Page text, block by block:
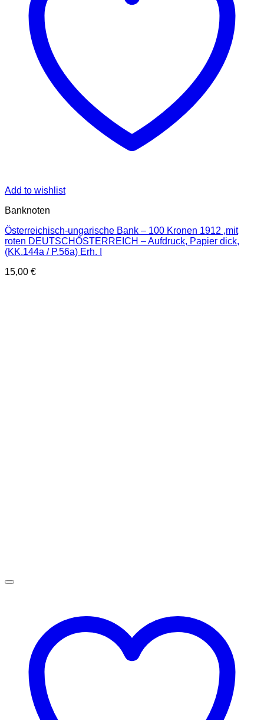
Add to wishlist
Banknoten
Österreichisch-ungarische Bank – 100 Kronen 1912 ,mit
roten DEUTSCHÖSTERREICH – Aufdruck, Papier dick,
(KK.144a / P.56a) Erh. I
15,00 €